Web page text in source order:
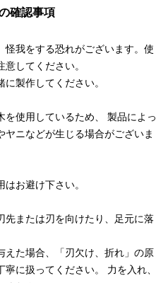
確認事項
怪我をする恐れがございます。使
してください。
製作してください。
使用しているため、 製品によっ
ニなどが生じる場合がございま
お避け下さい。
先または刃を向けたり、足元に落
えた場合、「刃欠け、折れ」の原
に扱ってください。 力を入れ、